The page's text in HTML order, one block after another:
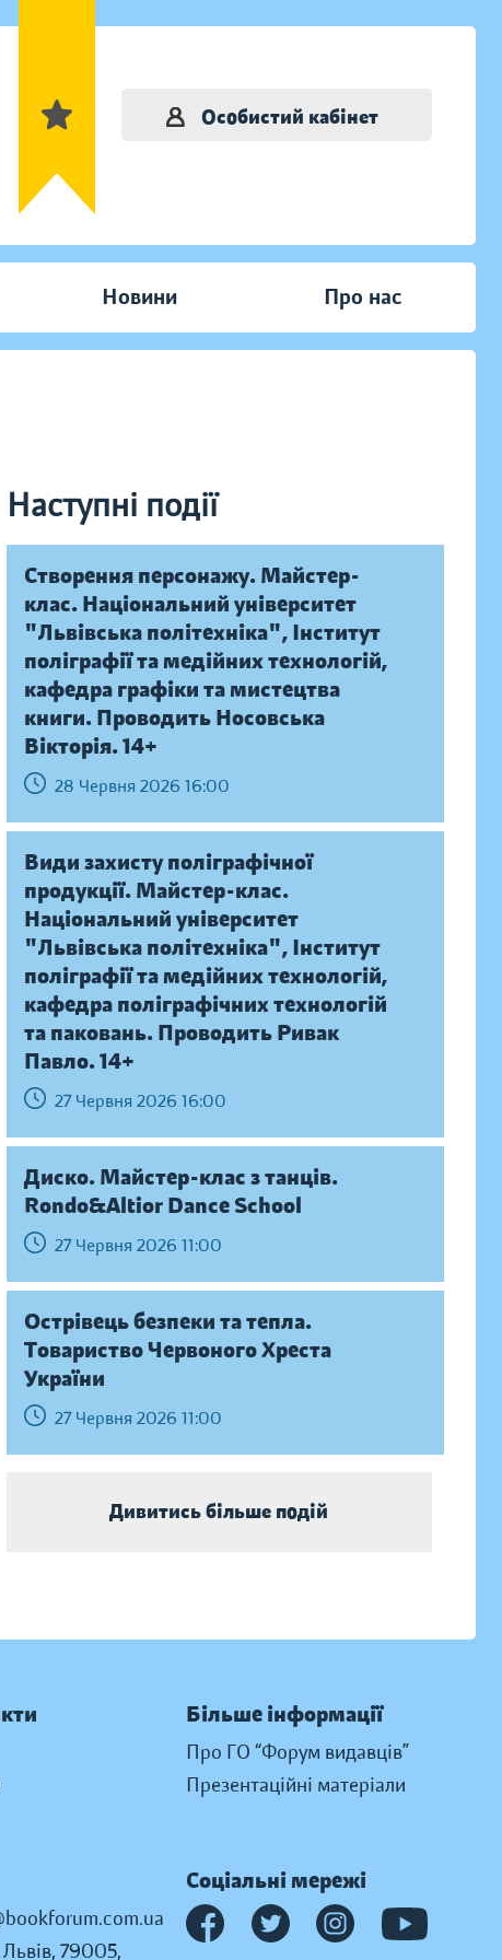
Особистий кабінет
Новини Про нас
Наступні події
Створення персонажу. Майстер-
клас. Національний університет
"Львівська політехніка", Інститут
поліграфії та медійних технологій,
кафедра графіки та мистецтва
книги. Проводить Носовська
Вікторія. 14+
28 Червня 2026 16:00
Види захисту поліграфічної
продукції. Майстер-клас.
Національний університет
"Львівська політехніка", Інститут
поліграфії та медійних технологій,
кафедра поліграфічних технологій
та паковань. Проводить Ривак
Павло. 14+
27 Червня 2026 16:00
Диско. Майстер-клас з танців.
Rondo&Altior Dance School
27 Червня 2026 11:00
Острівець безпеки та тепла.
Товариство Червоного Хреста
України
27 Червня 2026 11:00
Дивитись більше подій
Більше інформації
Про ГО “Форум видавців”
Презентаційні матеріали
79005,
Соціальні мережі